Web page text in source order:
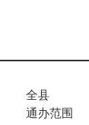
全县
通办范围